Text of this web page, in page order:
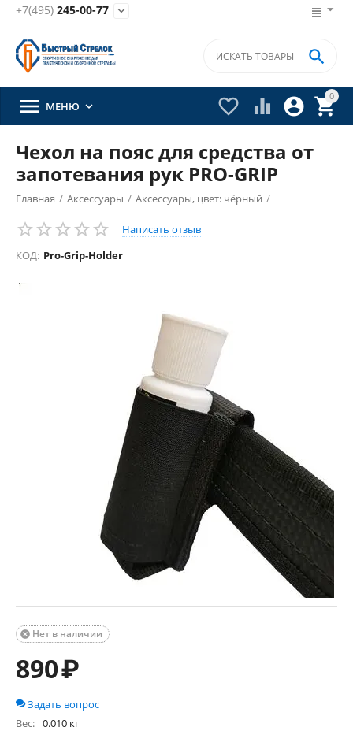
+7(495) 245-00-77 
0


 

 МЕНЮ 
Чехол на пояс для средства от
запотевания рук PRO-GRIP
Главная / Аксессуары / Аксессуары, цвет: чёрный /
Написать отзыв
КОД: Pro-Grip-Holder
Нет в наличии

890₽
Задать вопрос
Вес: 0.010 кг